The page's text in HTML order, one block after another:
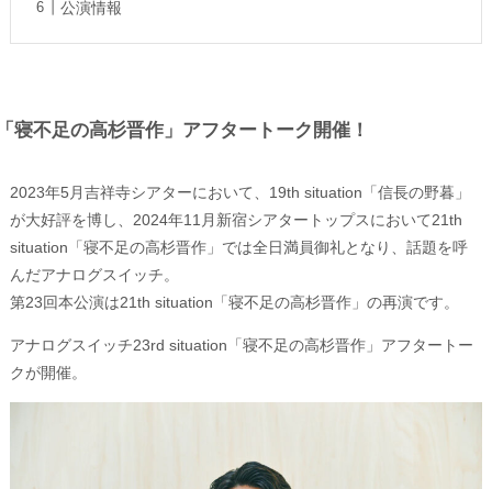
公演情報
寝不足の高杉晋作」アフタートーク開催！
2023年5月吉祥寺シアターにおいて、19th situation「信長の野暮」
が大好評を博し、2024年11月新宿シアタートップスにおいて21th
situation「寝不足の高杉晋作」では全日満員御礼となり、話題を呼
んだアナログスイッチ。
第23回本公演は21th situation「寝不足の高杉晋作」の再演です。
アナログスイッチ23rd situation「寝不足の高杉晋作」アフタートー
クが開催。